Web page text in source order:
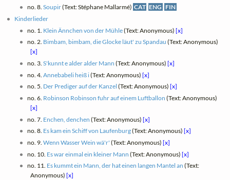
no. 8. Soupir(Text: Stéphane Mallarmé) CAT ENG FIN
Kinderlieder
no. 1. Klein Ännchen von der Mühle(Text: Anonymous) [x]
no. 2. Bimbam, bimbam, die Glocke läut' zu Spandau (Text: Anonymous)
[x]
no. 3. S'kunnt e alder alder Mann (Text: Anonymous) [x]
no. 4. Annebabeli heiß i(Text: Anonymous) [x]
no. 5. Der Prediger auf der Kanzel (Text: Anonymous) [x]
no. 6. Robinson Robinson fuhr auf einem Luftballon (Text: Anonymous)
[x]
no. 7. Enchen, denchen (Text: Anonymous) [x]
no. 8. Es kam ein Schiff von Laufenburg(Text: Anonymous) [x]
no. 9. Wenn Wasser Wein wä'r' (Text: Anonymous) [x]
no. 10. Es war einmal ein kleiner Mann (Text: Anonymous) [x]
no. 11. Es kummt ein Mann, der hat einen langen Mantel an (Text:
Anonymous)[x]